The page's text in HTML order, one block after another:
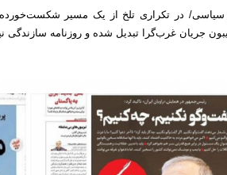
در تکراری تلخ از یک مسیر
جریان غرب‌گرا تبدیل شده و روزنامه سازندگی